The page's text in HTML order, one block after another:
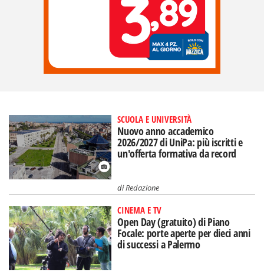
SCUOLA E UNIVERSITÀ
Nuovo anno accademico
2026/2027 di UniPa: più iscritti e
un'offerta formativa da record
diRedazione
CINEMA E TV
Open Day (gratuito) di Piano
Focale: porte aperte per dieci anni
di successi a Palermo